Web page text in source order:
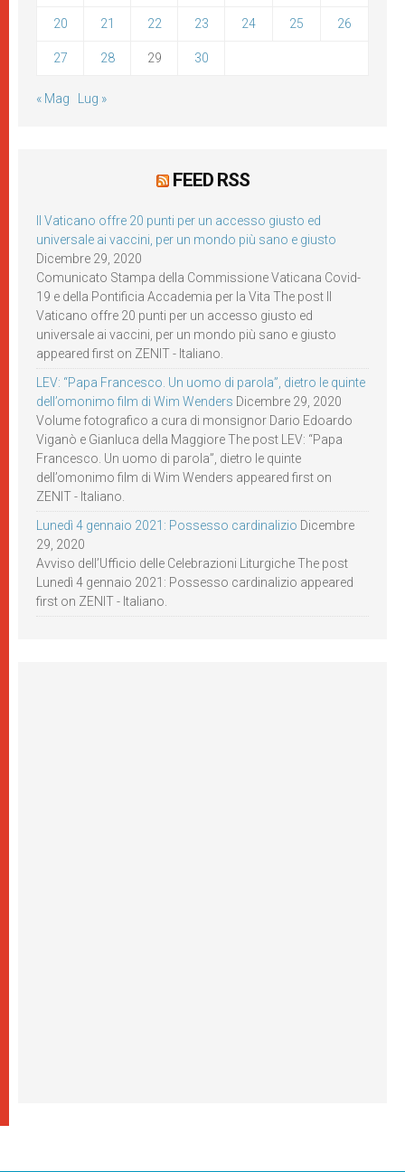
20 21 22 23 24 25 26
27 28 29 30
« Mag Lug »
FEED RSS
Il Vaticano offre 20 punti per un accesso giusto ed
universale ai vaccini, per un mondo più sano e giusto
Dicembre 29, 2020
Comunicato Stampa della Commissione Vaticana Covid-
19 e della Pontificia Accademia per la Vita The post Il
Vaticano offre 20 punti per un accesso giusto ed
universale ai vaccini, per un mondo più sano e giusto
appeared first on ZENIT - Italiano.
LEV: “Papa Francesco. Un uomo di parola”, dietro le quinte
dell’omonimo film di Wim Wenders Dicembre 29, 2020
Volume fotografico a cura di monsignor Dario Edoardo
Viganò e Gianluca della Maggiore The post LEV: “Papa
Francesco. Un uomo di parola”, dietro le quinte
dell’omonimo film di Wim Wenders appeared first on
ZENIT - Italiano.
Lunedì 4 gennaio 2021: Possesso cardinalizio Dicembre
29, 2020
Avviso dell’Ufficio delle Celebrazioni Liturgiche The post
Lunedì 4 gennaio 2021: Possesso cardinalizio appeared
first on ZENIT - Italiano.